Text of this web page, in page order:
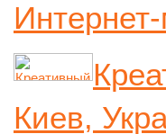
Киев,